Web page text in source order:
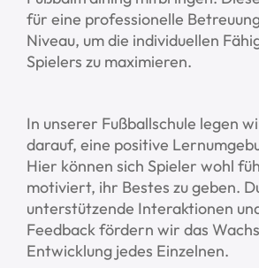
für eine professionelle
Niveau, um die individuellen
Spielers zu maximieren.
In unserer Fußballschule legen
darauf, eine positive
Hier können sich Spieler wohl
motiviert, ihr Bestes zu geben.
unterstützende Interaktionen
Feedback fördern wir das
Entwicklung jedes Einzelnen.